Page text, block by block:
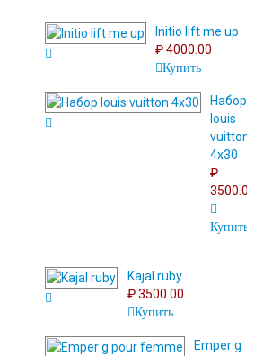
Initio lift me up
₽ 4000.00
Купить
Набор
louis
vuitton
4x30
₽
3500.00
Купить
Kajal ruby
₽ 3500.00
Купить
Emper g